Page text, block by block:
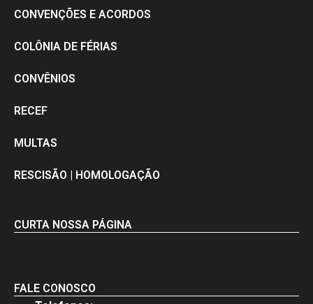
CONVENÇÕES E ACORDOS
COLÔNIA DE FÉRIAS
CONVÊNIOS
RECEF
MULTAS
RESCISÃO | HOMOLOGAÇÃO
CURTA NOSSA PÁGINA
FALE CONOSCO